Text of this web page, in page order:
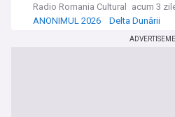
Radio Romania Cultural
acum 3
ANONIMUL 2026
Delta Dunării